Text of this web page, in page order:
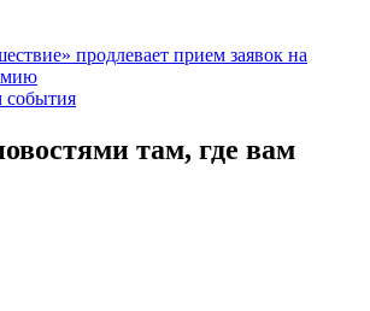
продлевает прием заявок на
события
там, где вам